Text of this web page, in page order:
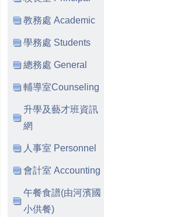
教務處 Academic
學務處 Students
總務處 General
輔導室Counseling
升學及藝才班資訊
網
人事室 Personnel
會計室 Accounting
午餐食譜(由河濱國
小供餐)